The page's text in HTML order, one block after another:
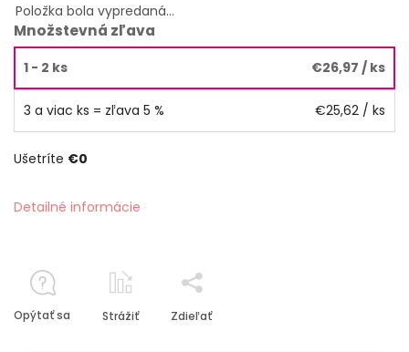
Položka bola vypredaná…
Množstevná zľava
1 - 2 ks €26,97 / ks
3 a viac ks = zľava 5 % €25,62 / ks
Ušetríte €0
Detailné informácie
Opýtať sa Strážiť Zdieľať